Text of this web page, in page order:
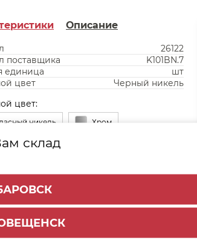
склад
Описание
26122
поставщика
K101BN.7
единица
шт
цвет
Черный никель
цвет:
никель Хром
никель